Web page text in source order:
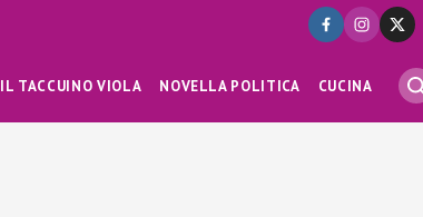
IL TACCUINO VIOLA NOVELLA POLITICA CUCINA